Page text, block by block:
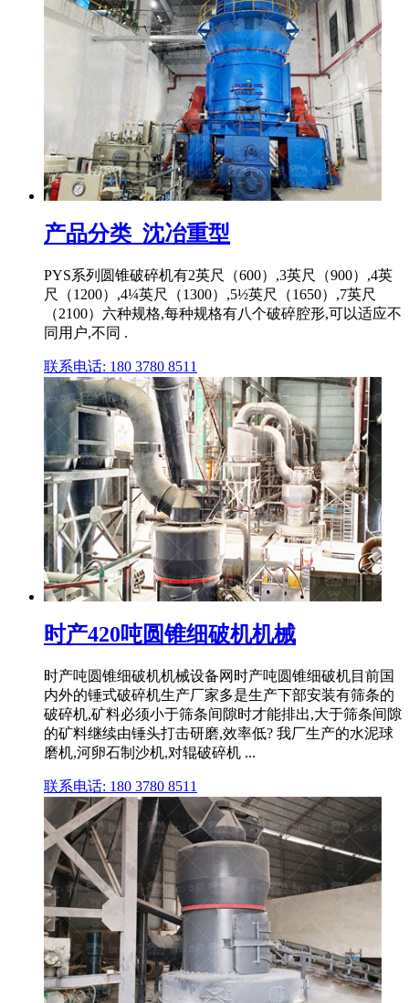
产品分类_沈冶重型
PYS系列圆锥破碎机有2英尺（600）,3英尺（900）,4英
尺（1200）,4¼英尺（1300）,5½英尺（1650）,7英尺
（2100）六种规格,每种规格有八个破碎腔形,可以适应不
同用户,不同 .
联系电话: 180 3780 8511
时产420吨圆锥细破机机械
时产吨圆锥细破机机械设备网时产吨圆锥细破机目前国
内外的锤式破碎机生产厂家多是生产下部安装有筛条的
破碎机,矿料必须小于筛条间隙时才能排出,大于筛条间隙
的矿料继续由锤头打击研磨,效率低? 我厂生产的水泥球
磨机,河卵石制沙机,对辊破碎机 ...
联系电话: 180 3780 8511